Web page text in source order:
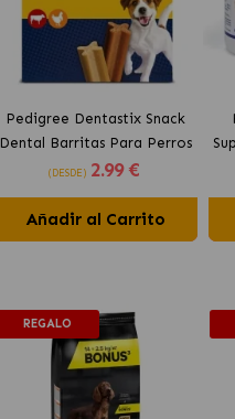
Pedigree Dentastix Snack
Dental Barritas Para Perros
Pequeños 5-10 kg
(DESDE) 2.99 €
Añadir al Carrito
REGALO